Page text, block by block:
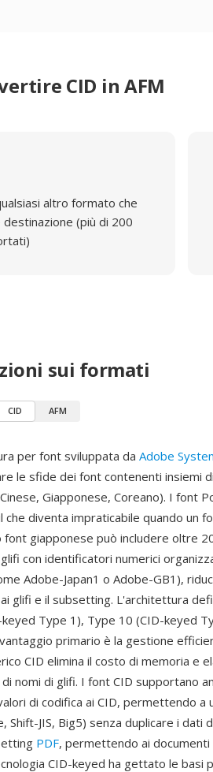
CID in AFM
altro formato che
(più di 200
sui formati
CID AFM
per font sviluppata da Adobe
le sfide dei font contenenti insiemi
Giapponese, Coreano). I font
diventa impraticabile quando un
giapponese può includere oltre
con identificatori numerici
Adobe-Japan1 o Adobe-GB1),
glifi e il subsetting. L'architettura
Type 1), Type 10 (CID-keyed
primario è la gestione
CID elimina il costo di memoria e
nomi di glifi. I font CID supportano
di codifica ai CID, permettendo a
Shift-JIS, Big5) senza duplicare i dati
PDF, permettendo ai
CID-keyed ha gettato le basi